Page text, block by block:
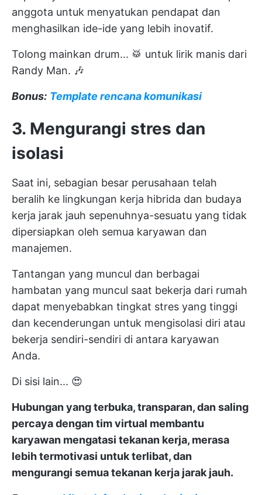
anggota untuk menyatukan pendapat dan
menghasilkan ide-ide yang lebih inovatif.
Tolong mainkan drum... 🥁 untuk lirik manis dari
Randy Man. 🎶
Bonus: Template rencana komunikasi
3. Mengurangi stres dan
isolasi
Saat ini, sebagian besar perusahaan telah
beralih ke lingkungan kerja hibrida dan budaya
kerja jarak jauh sepenuhnya-sesuatu yang tidak
dipersiapkan oleh semua karyawan dan
manajemen.
Tantangan yang muncul dan berbagai
hambatan yang muncul saat bekerja dari rumah
dapat menyebabkan tingkat stres yang tinggi
dan kecenderungan untuk mengisolasi diri atau
bekerja sendiri-sendiri di antara karyawan
Anda.
Di sisi lain... 😍
Hubungan yang terbuka, transparan, dan saling
percaya dengan tim virtual membantu
karyawan mengatasi tekanan kerja, merasa
lebih termotivasi untuk terlibat, dan
mengurangi semua tekanan kerja jarak jauh.